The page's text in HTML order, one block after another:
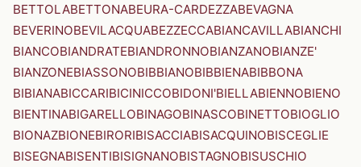
BETTOLABETTONABEURA-CARDEZZABEVAGNA
BEVERINOBEVILACQUABEZZECCABIANCAVILLABIANCHI
BIANCOBIANDRATEBIANDRONNOBIANZANOBIANZE'
BIANZONEBIASSONOBIBBIANOBIBBIENABIBBONA
BIBIANABICCARIBICINICCOBIDONI'BIELLABIENNOBIENO
BIENTINABIGARELLOBINAGOBINASCOBINETTOBIOGLIO
BIONAZBIONEBIRORIBISACCIABISACQUINOBISCEGLIE
BISEGNABISENTIBISIGNANOBISTAGNOBISUSCHIO